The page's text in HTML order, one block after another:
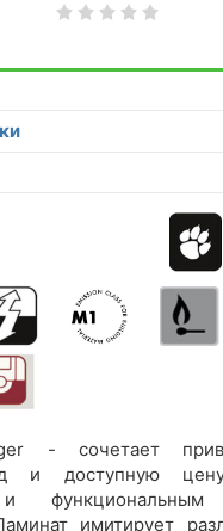
- сочетает
и доступную
функциональным
имитирует